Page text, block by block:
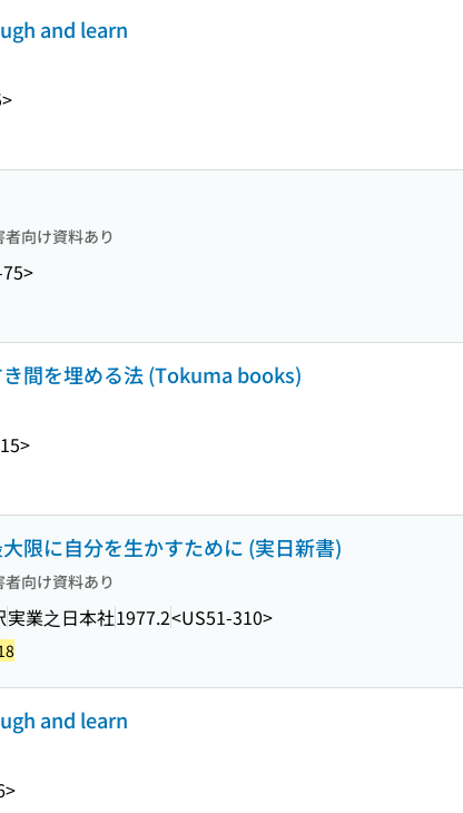
and learn
者向け資料あり
間を埋める法 (Tokuma books)
限に自分を生かすために (実日新書)
者向け資料あり
実業之日本社1977.2<US51-310>
and learn